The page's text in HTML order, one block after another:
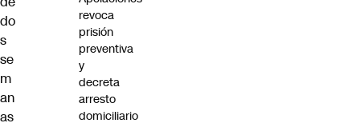
do
s
se
m
an
as
revoca
prisión
preventiva
y
decreta
arresto
domiciliario